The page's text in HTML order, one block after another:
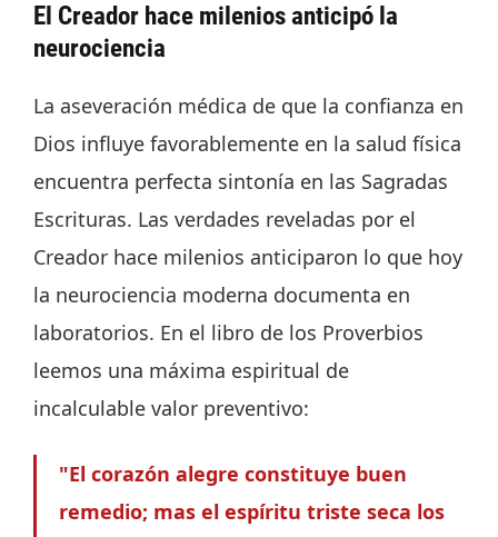
El Creador hace milenios anticipó la
neurociencia
La aseveración médica de que la confianza en
Dios influye favorablemente en la salud física
encuentra perfecta sintonía en las Sagradas
Escrituras. Las verdades reveladas por el
Creador hace milenios anticiparon lo que hoy
la neurociencia moderna documenta en
laboratorios. En el libro de los Proverbios
leemos una máxima espiritual de
incalculable valor preventivo:
"El corazón alegre constituye buen
remedio; mas el espíritu triste seca los